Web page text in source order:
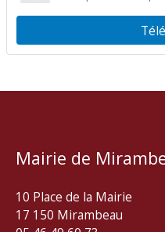
Mairie de
10 Place de la Mairie
17 150 Mirambeau